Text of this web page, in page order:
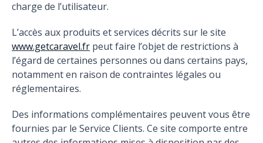
charge de l’utilisateur.
L’accès aux produits et services décrits sur le site
www.getcaravel.fr peut faire l’objet de restrictions à
l’égard de certaines personnes ou dans certains pays,
notamment en raison de contraintes légales ou
réglementaires.
Des informations complémentaires peuvent vous être
fournies par le Service Clients. Ce site comporte entre